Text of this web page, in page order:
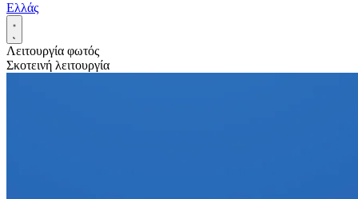
Ελλάς
Λειτουργία φωτός
Σκοτεινή λειτουργία